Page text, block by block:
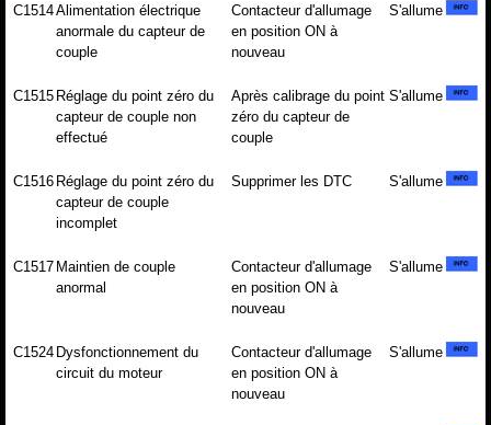
C1514Alimentation électrique
anormale du capteur de
couple
Contacteur d'allumage
en position ON à
nouveau
S'allume
C1515 Réglage du point zéro du
capteur de couple non
effectué
Après calibrage du point
zéro du capteur de
couple
S'allume
C1516 Réglage du point zéro du
capteur de couple
incomplet
Supprimer les DTC S'allume
C1517 Maintien de couple
anormal
Contacteur d'allumage
en position ON à
nouveau
S'allume
C1524 Dysfonctionnement du
circuit du moteur
Contacteur d'allumage
en position ON à
nouveau
S'allume